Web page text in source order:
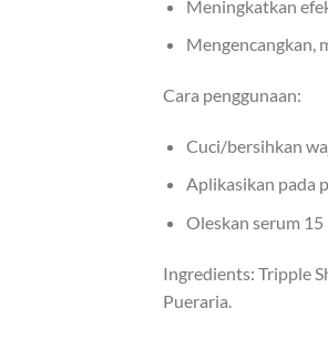
Meningkatkan
Mengencangkan,
Cara penggunaan:
Cuci/bersihkan
Aplikasikan pada
Oleskan serum
Ingredients: Tripple
Pueraria.